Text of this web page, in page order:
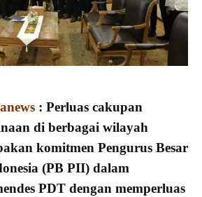
: Perluas cakupan
di berbagai wilayah
komitmen Pengurus Besar
(PB PII) dalam
PDT dengan memperluas